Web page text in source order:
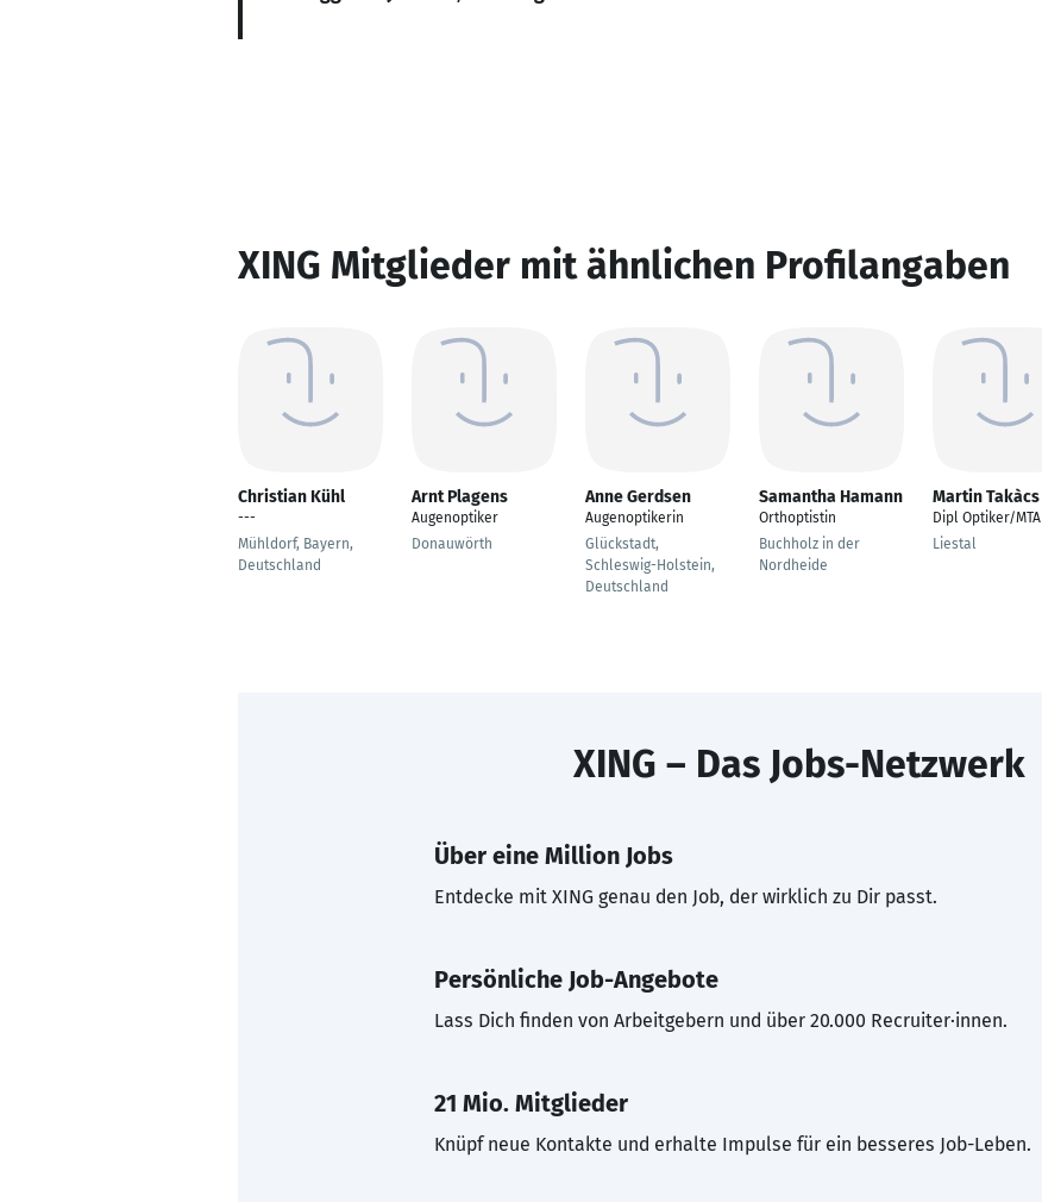
XING Mitglieder mit ähnlichen Profilangaben
Christian Kühl
---
Mühldorf, Bayern,
Deutschland
Arnt Plagens
Augenoptiker
Donauwörth
Anne Gerdsen
Augenoptikerin
Glückstadt,
Schleswig-Holstein,
Deutschland
Samantha Hamann
Orthoptistin
Buchholz in der
Nordheide
Martin Takàcs
Dipl Optiker/MTA
Liestal
XING – Das Jobs-Netzwerk
Über eine Million Jobs
Entdecke mit XING genau den Job, der wirklich zu Dir passt.
Persönliche Job-Angebote
Lass Dich finden von Arbeitgebern und über 20.000 Recruiter·innen.
21 Mio. Mitglieder
Knüpf neue Kontakte und erhalte Impulse für ein besseres Job-Leben.